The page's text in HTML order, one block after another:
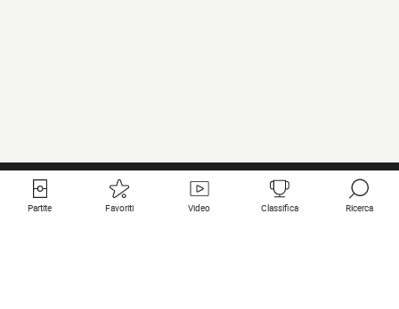
Partite Favoriti Video Classifica Ricerca